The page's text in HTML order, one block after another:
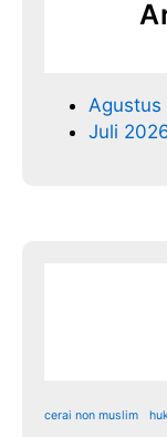
Agustus
Juli
cerai non muslim